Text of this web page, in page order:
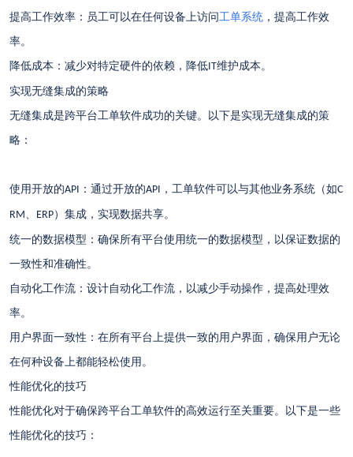
提高工作效率：员工可以在任何设备上访问工单系统 ，提高工作效
率。
降低成本：减少对特定硬件的依赖，降低IT维护成本。
实现无缝集成的策略
无缝集成是跨平台工单软件成功的关键。以下是实现无缝集成的策
略：
使用开放的API ：通过开放的API ，工单软件可以与其他业务系统（如C
RM、 ERP）集成，实现数据共享。
统一的数据模型：确保所有平台使用统一的数据模型，以保证数据的
一致性和准确性。
自动化工作流：设计自动化工作流，以减少手动操作，提高处理效
率。
用户界面一致性：在所有平台上提供一致的用户界面，确保用户无论
在何种设备上都能轻松使用。
性能优化的技巧
性能优化对于确保跨平台工单软件的高效运行至关重要。以下是一些
性能优化的技巧：